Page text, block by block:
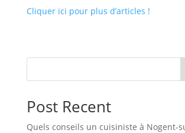
Cliquer ici pour plus d’articles !
Post Recent
Quels conseils un cuisiniste à Nogent-